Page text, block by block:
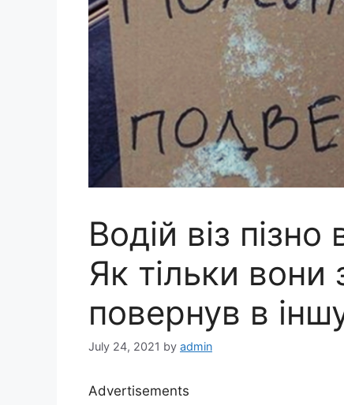
Водій віз
Як тільки вони
повернув в
July 24, 2021 by admin
Advertisements